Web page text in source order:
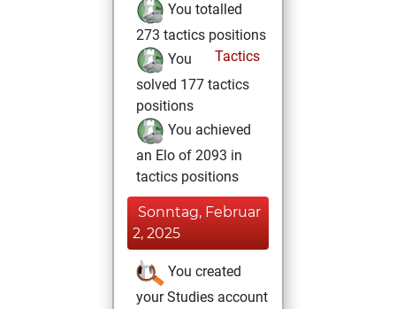
You totalled
273 tactics positions
Tactics
You
solved 177 tactics
positions
You achieved
an Elo of 2093 in
tactics positions
Sonntag, Februar
2, 2025
You created
your Studies account